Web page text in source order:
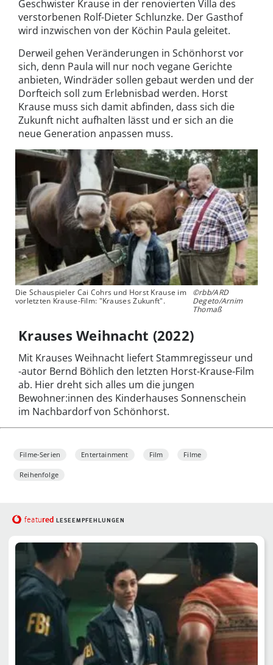
Geschwister Krause in der renovierten Villa des
verstorbenen Rolf-Dieter Schlunzke. Der Gasthof
wird inzwischen von der Köchin Paula geleitet.
Derweil gehen Veränderungen in Schönhorst vor
sich, denn Paula will nur noch vegane Gerichte
anbieten, Windräder sollen gebaut werden und der
Dorfteich soll zum Erlebnisbad werden. Horst
Krause muss sich damit abfinden, dass sich die
Zukunft nicht aufhalten lässt und er sich an die
neue Generation anpassen muss.
Die Schauspieler Cai Cohrs und Horst Krause im
vorletzten Krause-Film: "Krauses Zukunft".
©rbb/ARD
Degeto/Arnim
Thomaß
Krauses Weihnacht (2022)
Mit Krauses Weihnacht liefert Stammregisseur und
-autor Bernd Böhlich den letzten Horst-Krause-Film
ab. Hier dreht sich alles um die jungen
Bewohner:innen des Kinderhauses Sonnenschein
im Nachbardorf von Schönhorst.
Filme-Serien Entertainment Film Filme
Reihenfolge
featured LESEEMPFEHLUNGEN